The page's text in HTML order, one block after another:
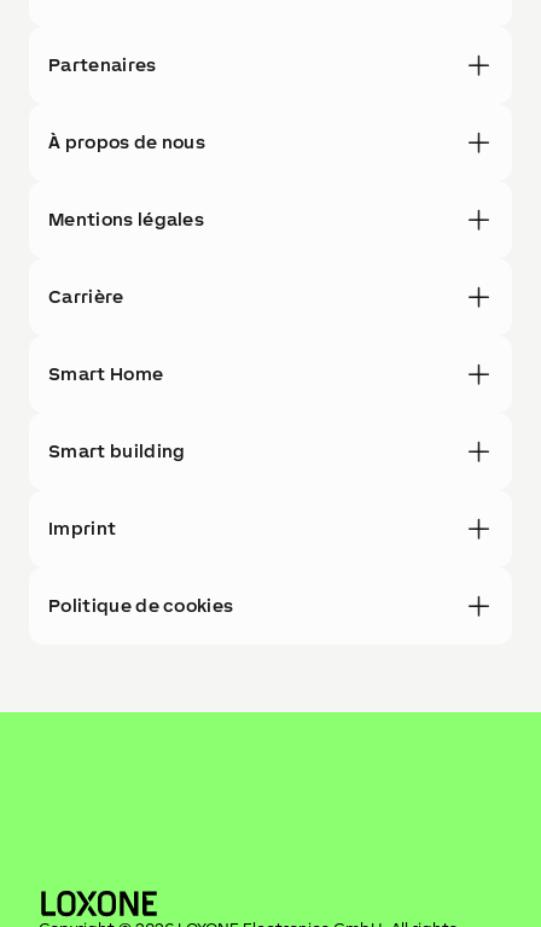
Partenaires
À propos de nous
Mentions légales
Carrière
Smart Home
Smart building
Imprint
Politique de cookies